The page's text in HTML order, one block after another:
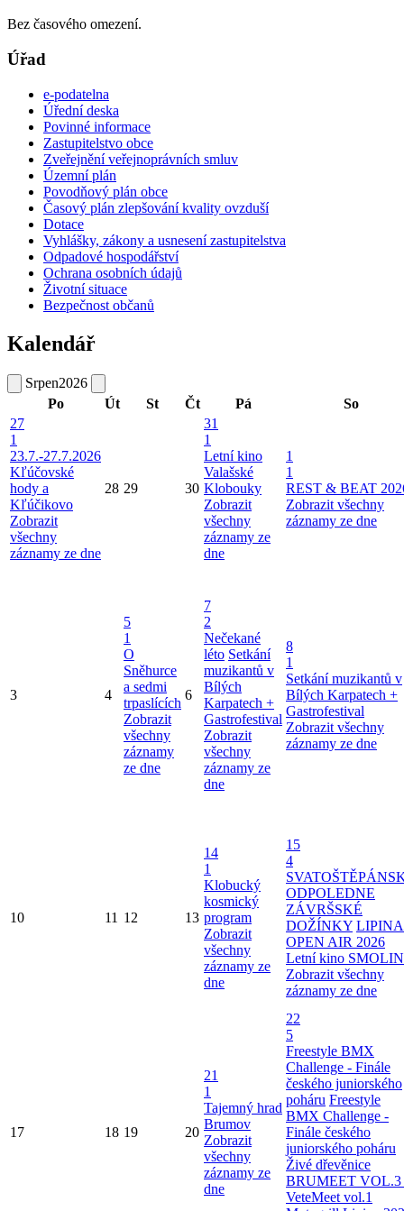
Bez časového omezení.
Úřad
e-podatelna
Úřední deska
Povinné informace
Zastupitelstvo obce
Zveřejnění veřejnoprávních smluv
Územní plán
Povodňový plán obce
Časový plán zlepšování kvality ovzduší
Dotace
Vyhlášky, zákony a usnesení zastupitelstva
Odpadové hospodářství
Ochrana osobních údajů
Životní situace
Bezpečnost občanů
Kalendář
Srpen2026
Po
Út St Čt Pá
So
27
1
23.7.-27.7.2026
Kľúčovské
hody a
Kľúčikovo
Zobrazit
všechny
záznamy ze dne
28 29 30
31
1
Letní kino
Valašské
Klobouky
Zobrazit
všechny
záznamy ze
dne
1
1
REST & BEAT
Zobrazit všechny
záznamy ze dne
3 4
5
1
O
Sněhurce
a sedmi
trpaslících
Zobrazit
všechny
záznamy
ze dne
6
7
2
Nečekané
léto Setkání
muzikantů v
Bílých
Karpatech +
Gastrofestival
Zobrazit
všechny
záznamy ze
dne
8
1
Setkání muzikantů v
Bílých Karpatech +
Gastrofestival
Zobrazit všechny
záznamy ze dne
10 11 12 13
14
1
Klobucký
kosmický
program
Zobrazit
všechny
záznamy ze
dne
15
4
ODPOLEDNE
ZÁVRŠSKÉ
DOŽÍNKY LIPINA
OPEN AIR 2026
Letní kino
Zobrazit všechny
záznamy ze dne
17 18 19 20
21
1
Tajemný hrad
Brumov
Zobrazit
všechny
záznamy ze
dne
22
5
Freestyle BMX
Challenge - Finále
českého juniorského
poháru Freestyle
BMX Challenge -
Finále českého
juniorského poháru
Živé dřevěnice
BRUMEET VOL.3
VeteMeet vol.1